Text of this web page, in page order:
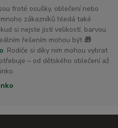
froté osušky, oblečení nebo
zákazníků hledá také
si nejste jistí velikostí, barvou
řešením mohou být 🎁
. Rodiče si díky nim mohou vybrat
– od dětského oblečení až